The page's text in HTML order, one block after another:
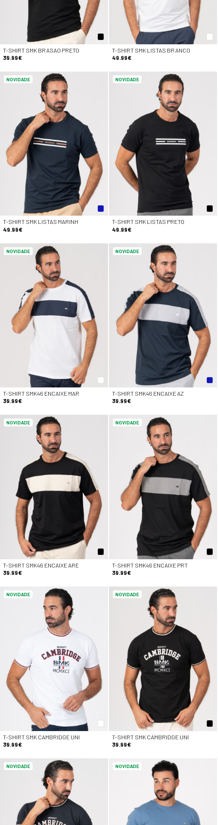
T-SHIRT SMK BRASAO PRETO
39.99€
T-SHIRT SMK LISTAS BRANCO
49.99€
NOVIDADE
T-SHIRT SMK LISTAS MARINH
49.99€
NOVIDADE
T-SHIRT SMK LISTAS PRETO
49.99€
NOVIDADE
T-SHIRT SMK46 ENCAIXE MAR
39.99€
NOVIDADE
T-SHIRT SMK46 ENCAIXE AZ
39.99€
NOVIDADE
T-SHIRT SMK46 ENCAIXE ARE
39.99€
NOVIDADE
T-SHIRT SMK46 ENCAIXE PRT
39.99€
NOVIDADE
T-SHIRT SMK CAMBRIDGE UNI
39.99€
NOVIDADE
T-SHIRT SMK CAMBRIDGE UNI
39.99€
NOVIDADE NOVIDADE